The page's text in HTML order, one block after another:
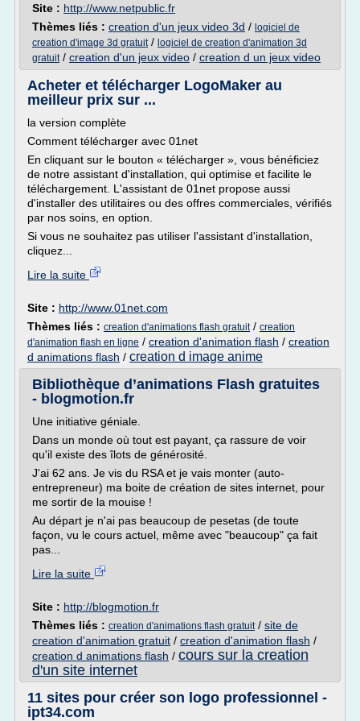
Site : http://www.netpublic.fr
Thèmes liés : creation d'un jeux video 3d / logiciel de
creation d'image 3d gratuit/ logiciel de creation d'animation 3d
gratuit/ creation d'un jeux video / creation d un jeux video
Acheter et télécharger LogoMaker au
meilleur prix sur ...
la version complète
Comment télécharger avec 01net
En cliquant sur le bouton « télécharger », vous bénéficiez
de notre assistant d'installation, qui optimise et facilite le
téléchargement. L'assistant de 01net propose aussi
d'installer des utilitaires ou des offres commerciales, vérifiés
par nos soins, en option.
Si vous ne souhaitez pas utiliser l'assistant d'installation,
cliquez...
Lire la suite
Site : http://www.01net.com
Thèmes liés : creation d'animations flash gratuit/ creation
d'animation flash en ligne / creation d'animation flash / creation
d animations flash / creation d image anime
Bibliothèque d’animations Flash gratuites
- blogmotion.fr
Une initiative géniale.
Dans un monde où tout est payant, ça rassure de voir
qu'il existe des îlots de générosité.
J'ai 62 ans. Je vis du RSA et je vais monter (auto-
entrepreneur) ma boite de création de sites internet, pour
me sortir de la mouise !
Au départ je n'ai pas beaucoup de pesetas (de toute
façon, vu le cours actuel, même avec "beaucoup" ça fait
pas...
Lire la suite
Site : http://blogmotion.fr
Thèmes liés : creation d'animations flash gratuit/ site de
creation d'animation gratuit / creation d'animation flash /
creation d animations flash / cours sur la creation
d'un site internet
11 sites pour créer son logo professionnel -
ipt34.com